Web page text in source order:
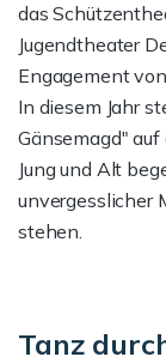
das
Jugendtheater
Engagement
In diesem Jahr
Gänsemagd"
Jung und Alt
unvergesslicher
stehen.
Tanz